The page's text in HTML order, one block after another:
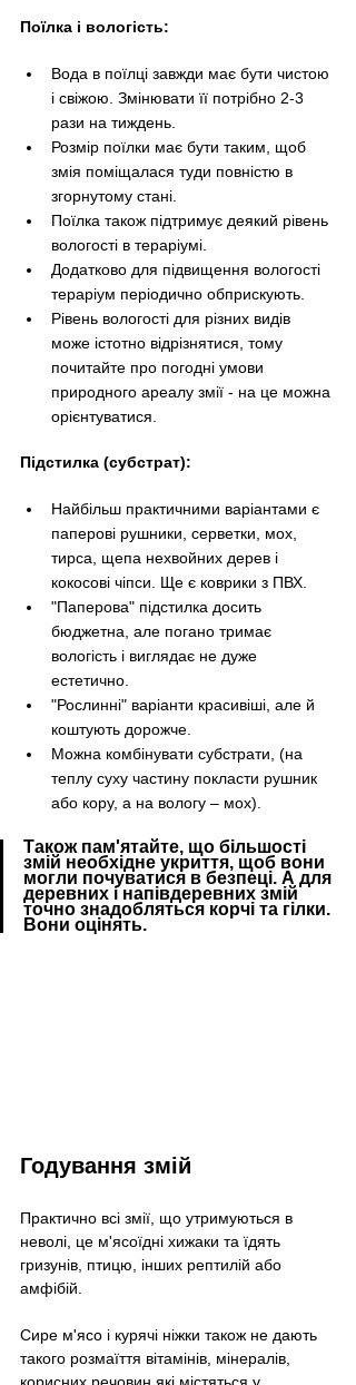
Поїлка і вологість:
Вода в поїлці завжди має бути чистою
і свіжою. Змінювати її потрібно 2-3
рази на тиждень.
Розмір поїлки має бути таким, щоб
змія поміщалася туди повністю в
згорнутому стані.
Поїлка також підтримує деякий рівень
вологості в тераріумі.
Додатково для підвищення вологості
тераріум періодично обприскують.
Рівень вологості для різних видів
може істотно відрізнятися, тому
почитайте про погодні умови
природного ареалу змії - на це можна
орієнтуватися.
Підстилка (субстрат):
Найбільш практичними варіантами є
паперові рушники, серветки, мох,
тирса, щепа нехвойних дерев і
кокосові чіпси. Ще є коврики з ПВХ.
"Паперова" підстилка досить
бюджетна, але погано тримає
вологість і виглядає не дуже
естетично.
"Рослинні" варіанти красивіші, але й
коштують дорожче.
Можна комбінувати субстрати, (на
теплу суху частину покласти рушник
або кору, а на вологу – мох).
Також пам'ятайте, що більшості
змій необхідне укриття, щоб вони
могли почуватися в безпеці. А для
деревних і напівдеревних змій
точно знадобляться корчі та гілки.
Вони оцінять.
Годування змій
Практично всі змії, що утримуються в
неволі, це м'ясоїдні хижаки та їдять
гризунів, птицю, інших рептилій або
амфібій.
Сире м'ясо і курячі ніжки також не дають
такого розмаїття вітамінів, мінералів,